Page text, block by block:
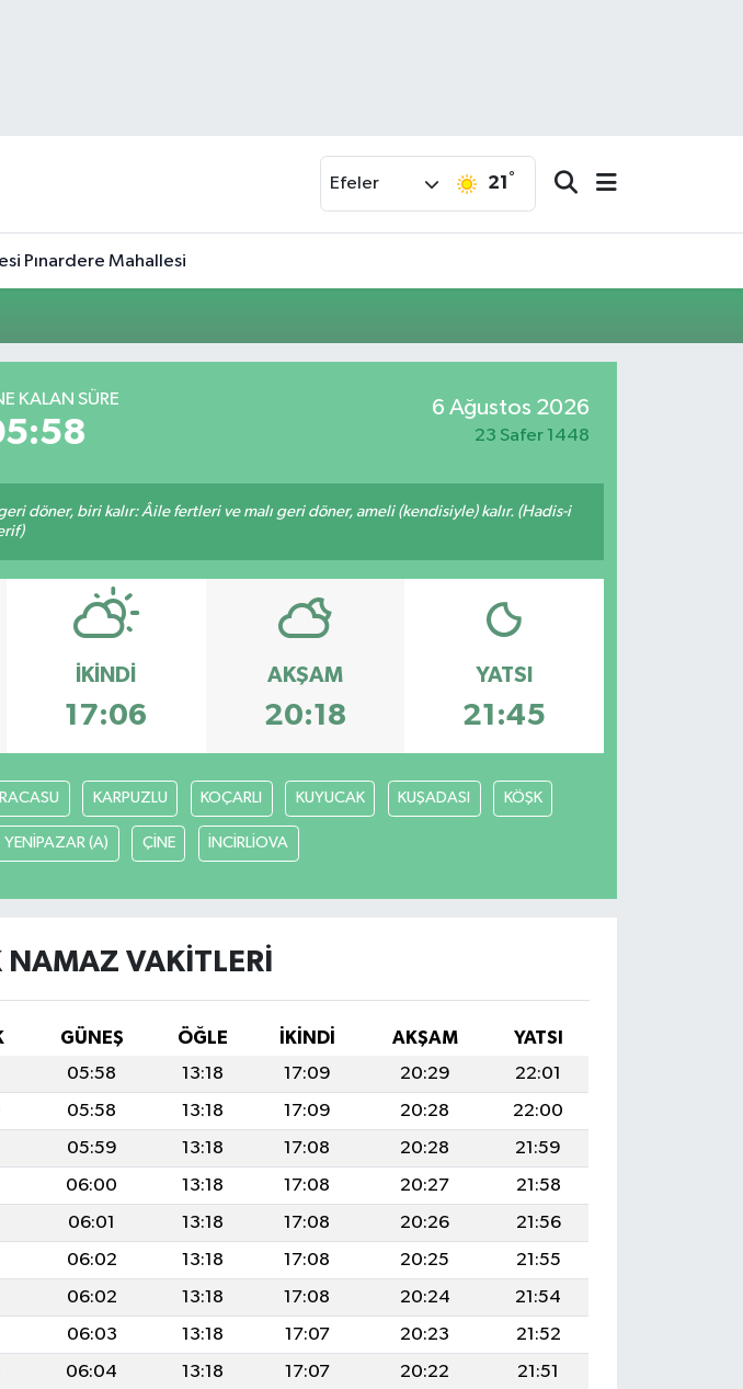
Efeler 21 °
Pınardere Mahallesi
KALAN SÜRE 6 Ağustos 2026
23 Safer 1448
döner, biri kalır: Âile fertleri ve malı geri döner, ameli (kendisiyle) kalır. (Hadis-i
İKINDI
17:06
AKŞAM
20:18
YATSI
21:45
KARPUZLU KOÇARLI KUYUCAK KUŞADASI KÖŞK
YENİPAZAR (A) ÇİNE İNCİRLİOVA
VAKITLERI
GÜNEŞ ÖĞLE İKINDI AKŞAM
YATSI
05:58 13:18 17:09 20:29
22:01
05:58 13:18 17:09 20:28
22:00
05:59 13:18 17:08 20:28
21:59
06:00 13:18 17:08 20:27
21:58
06:01 13:18 17:08 20:26
21:56
06:02 13:18 17:08 20:25
21:55
06:02 13:18 17:08 20:24
21:54
06:03 13:18 17:07 20:23
21:52
06:04 13:18 17:07 20:22
21:51